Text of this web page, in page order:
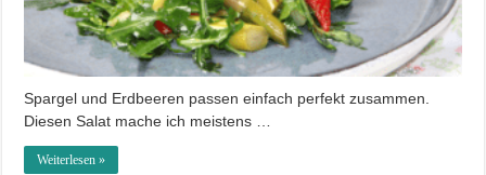
Spargel und Erdbeeren passen einfach perfekt zusammen.
Diesen Salat mache ich meistens …
Weiterlesen »